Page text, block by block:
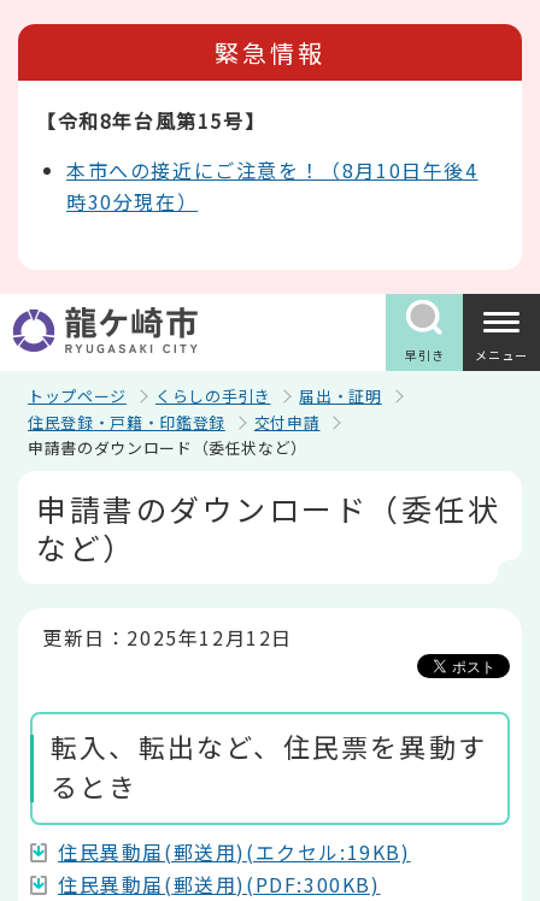
緊急情報
【令和8年台風第15号】
本市への接近にご注意を！（8月10日午後4
時30分現在）
早引き メニュー
トップページ くらしの手引き
届出・証明
住民登録・戸籍・印鑑登録
交付申請
申請書のダウンロード（委任状など）
申請書のダウンロード（委任状
など）
更新日：2025年12月12日
転入、転出など、住民票を異動す
るとき
住民異動届(郵送用)(エクセル:19KB)
住民異動届(郵送用)(PDF:300KB)